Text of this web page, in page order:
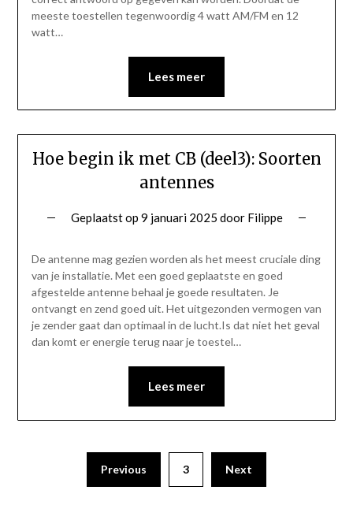
meeste toestellen tegenwoordig 4 watt AM/FM en 12
watt…
Lees meer
Hoe begin ik met CB (deel3): Soorten
antennes
Geplaatst op 9 januari 2025 door Filippe
De antenne mag gezien worden als het meest cruciale ding
van je installatie. Met een goed geplaatste en goed
afgestelde antenne behaal je goede resultaten. Je
ontvangt en zend goed uit. Het uitgezonden vermogen van
je zender gaat dan optimaal in de lucht.Is dat niet het geval
dan komt er energie terug naar je toestel…
Lees meer
Previous 3 Next